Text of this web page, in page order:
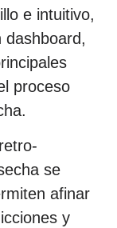
e intuitivo,
dashboard,
proceso
se
afinar
y